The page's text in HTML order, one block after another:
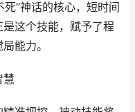
死”神话的核心，短时间
这个技能，赋予了程
能力。
慧